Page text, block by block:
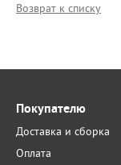
Возврат к списку
Покупателю
Доставка и сборка
Оплата